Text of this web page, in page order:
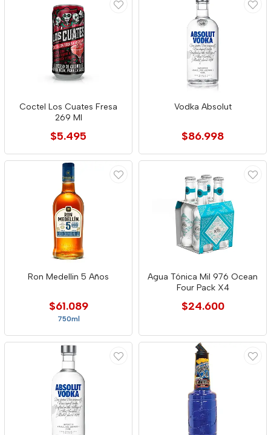
Coctel Los Cuates Fresa
269 Ml
$5.495
Vodka Absolut
$86.998
Ron Medellin 5 Años
$61.089
750ml
Agua Tónica Mil 976 Ocean
Four Pack X4
$24.600